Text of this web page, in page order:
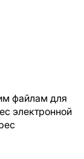
файлам для
электронной